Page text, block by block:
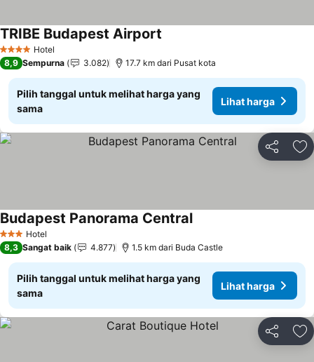
4 BintangHotel
TRIBE Budapest Airport
8,9 Sempurna 3.082 17.7 km dari Pusat kota
Pilih tanggal untuk melihat harga yang
sama
Lihat harga
Bagikan
3 BintangHotel
Budapest Panorama Central
8,3 Sangat baik 4.877 1.5 km dari Buda Castle
Pilih tanggal untuk melihat harga yang
sama
Lihat harga
Bagikan